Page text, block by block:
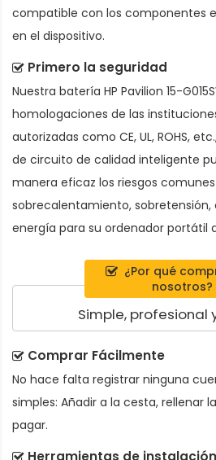
compatible con los componentes
en el dispositivo.
Primero la seguridad
Nuestra batería HP Pavilion 15-
homologaciones de las
autorizadas como CE, UL, ROHS,
de circuito de calidad inteligente
manera eficaz los riesgos
sobrecalentamiento, sobretensión,
energía para su ordenador portátil
¿Por qué
nosotros?
Simple, profesional
Comprar Fácilmente
No hace falta registrar ninguna
simples: Añadir a la cesta, rellenar
pagar.
Herramientas de